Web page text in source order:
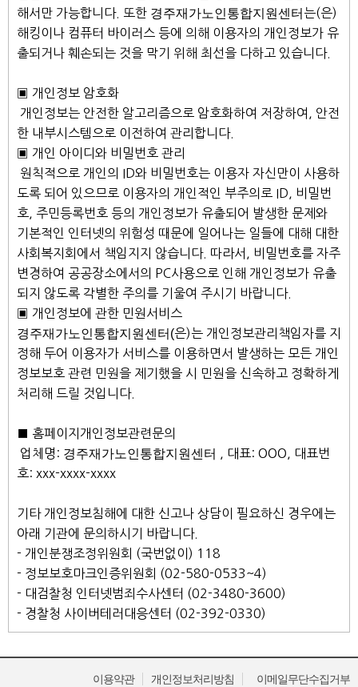
해서만 가능합니다. 또한 경주재가노인통합지원센터 는(은)
해킹이나 컴퓨터 바이러스 등에 의해 이용자의 개인정보가 유
출되거나 훼손되는 것을 막기 위해 최선을 다하고 있습니다.
▣ 개인정보 암호화
개인정보는 안전한 알고리즘으로 암호화하여 저장하여, 안전
한 내부시스템으로 이전하여 관리합니다.
▣ 개인 아이디와 비밀번호 관리
원칙적으로 개인의 ID와 비밀번호는 이용자 자신만이 사용하
도록 되어 있으므로 이용자의 개인적인 부주의로 ID, 비밀번
호, 주민등록번호 등의 개인정보가 유출되어 발생한 문제와
기본적인 인터넷의 위험성 때문에 일어나는 일들에 대해 대한
사회복지회에서 책임지지 않습니다. 따라서, 비밀번호를 자주
변경하여 공공장소에서의 PC사용으로 인해 개인정보가 유출
되지 않도록 각별한 주의를 기울여 주시기 바랍니다.
▣ 개인정보에 관한 민원서비스
경주재가노인통합지원센터(은)는 개인정보관리책임자를 지
정해 두어 이용자가 서비스를 이용하면서 발생하는 모든 개인
정보보호 관련 민원을 제기했을 시 민원을 신속하고 정확하게
처리해 드릴 것입니다.
■ 홈페이지개인정보관련문의
업체명: 경주재가노인통합지원센터
, 대표: OOO, 대표번
호: xxx-xxxx-xxxx
기타 개인정보침해에 대한 신고나 상담이 필요하신 경우에는
아래 기관에 문의하시기 바랍니다.
- 개인분쟁조정위원회 (국번없이) 118
- 정보보호마크인증위원회 (02-580-0533~4)
- 대검찰청 인터넷범죄수사센터 (02-3480-3600)
- 경찰청 사이버테러대응센터 (02-392-0330)
이메일무단수집거부
개인정보처리방침
이용약관